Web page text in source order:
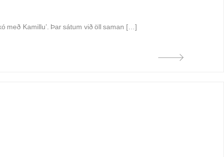
með Kamillu’. Þar sátum við öll saman […]